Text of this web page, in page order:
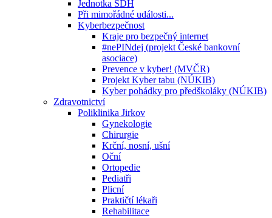
Jednotka SDH
Při mimořádné události...
Kyberbezpečnost
Kraje pro bezpečný internet
#nePINdej (projekt České bankovní
asociace)
Prevence v kyber! (MVČR)
Projekt Kyber tabu (NÚKIB)
Kyber pohádky pro předškoláky (NÚKIB)
Zdravotnictví
Poliklinika Jirkov
Gynekologie
Chirurgie
Krční, nosní, ušní
Oční
Ortopedie
Pediatři
Plicní
Praktičtí lékaři
Rehabilitace